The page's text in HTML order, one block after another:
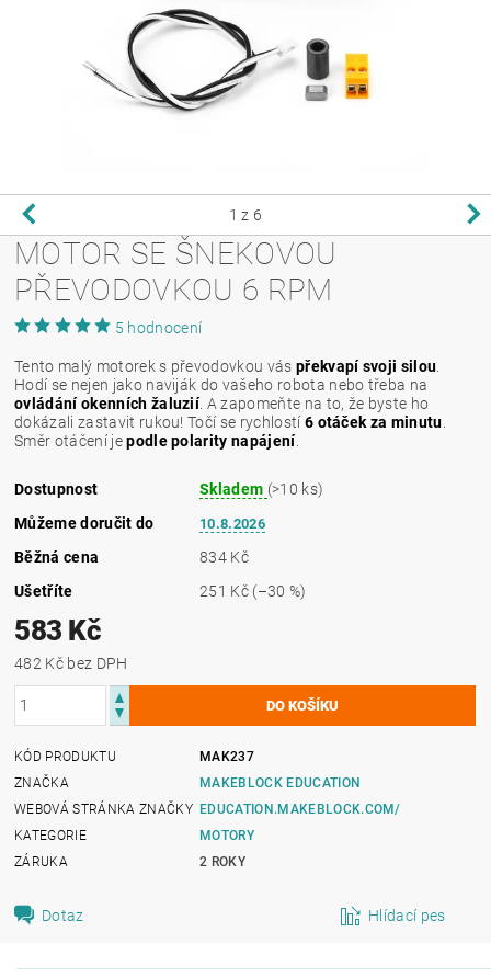
1 z 6
MOTOR SE ŠNEKOVOU
PŘEVODOVKOU 6 RPM
5 hodnocení
Tento malý motorek s převodovkou vás překvapí svoji silou
Hodí se nejen jako naviják do vašeho robota nebo třeba na
ovládání okenních žaluzií. A zapomeňte na to, že byste ho
dokázali zastavit rukou! Točí se rychlostí 6 otáček za minutu
Směr otáčení jepodle polarity napájení.
Dostupnost Skladem (>10 ks)
Můžeme doručit do
10.8.2026
Běžná cena
834 Kč
Ušetříte
251 Kč (–30 %)
583 Kč
482 Kč bez DPH
KÓD PRODUKTU
MAK237
ZNAČKA
MAKEBLOCK EDUCATION
WEBOVÁ STRÁNKA ZNAČKY EDUCATION.MAKEBLOCK.COM/
KATEGORIE
MOTORY
ZÁRUKA
2 ROKY
Dotaz Hlídací pes